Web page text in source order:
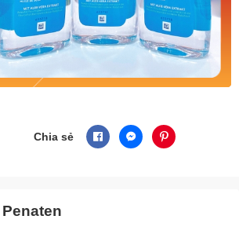
Chia sẻ